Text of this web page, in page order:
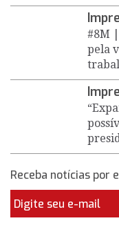
#8M
pela
Receba notícias por